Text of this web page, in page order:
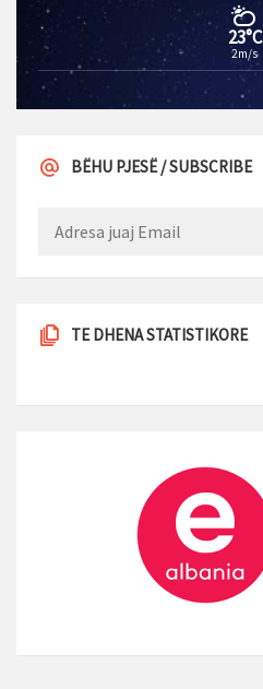
23°C
2m/s
BËHU PJESË / SUBSCRIBE
TE DHENA STATISTIKORE